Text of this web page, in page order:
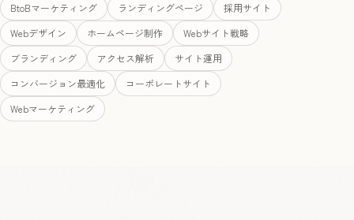
BtoBマーケティング
ランディングページ
採用サイト
Webデザイン
ホームページ制作
Webサイト戦略
ブランディング
アクセス解析
サイト運用
コンバージョン最適化
コーポレートサイト
Webマーケティング